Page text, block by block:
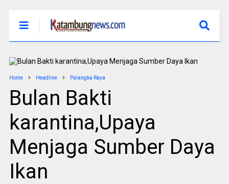
Home Headline Palangka Raya
Bulan Bakti
karantina,Upaya
Menjaga Sumber Daya
Ikan